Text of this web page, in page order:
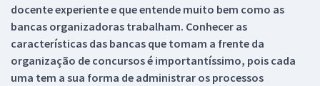
docente experiente e que entende muito bem como as
bancas organizadoras trabalham. Conhecer as
características das bancas que tomam a frente da
organização de concursos é importantíssimo, pois cada
uma tem a sua forma de administrar os processos